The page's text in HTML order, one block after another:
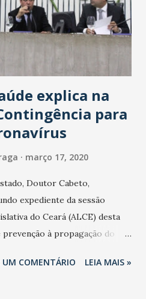
explica na
para
março 17, 2020
Doutor Cabeto,
expediente da sessão
do Ceará (ALCE) desta
à propagação do
na contenção da
UM COMENTÁRIO LEIA MAIS »